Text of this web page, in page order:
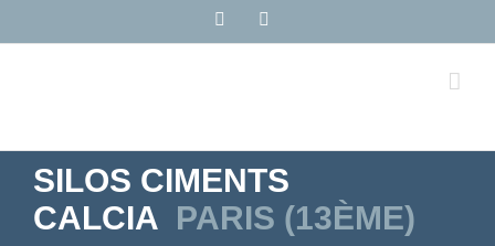
LinkedIn
SILOS CIMENTS
CALCIA PARIS (13ÈME)